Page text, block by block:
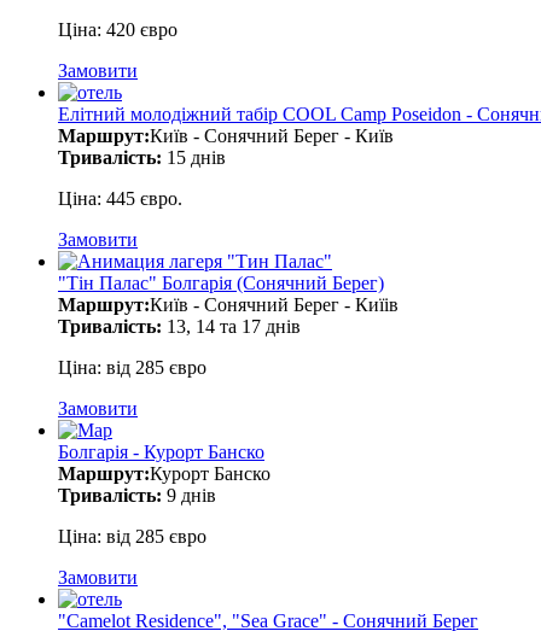
Ціна: 420 євро
Замовити
Елітний молодіжний табір COOL Camp Poseidon -
Маршрут:Київ - Сонячний Берег - Київ
Тривалість: 15 днів
Ціна: 445 євро.
Замовити
"Тін Палас" Болгарія (Сонячний Берег)
Маршрут:Київ - Сонячний Берег - Киїів
Тривалість: 13, 14 та 17 днів
Ціна: від 285 євро
Замовити
Болгарія - Курорт Банско
Маршрут:Курорт Банско
Тривалість: 9 днів
Ціна: від 285 євро
Замовити
"Camelot Residence", "Sea Grace" - Сонячний Берег